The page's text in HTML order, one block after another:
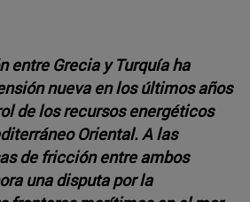
entre Grecia y Turquía ha
nueva en los últimos años
de los recursos energéticos
Oriental. A las
de fricción entre ambos
una disputa por la